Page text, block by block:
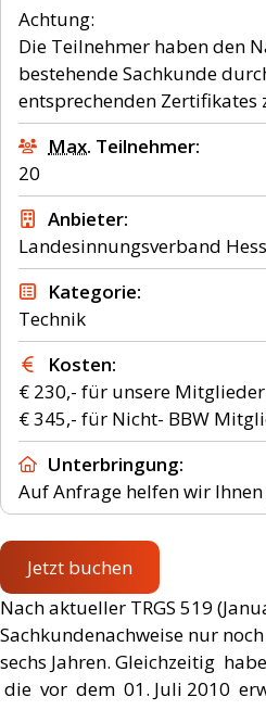
Achtung:
Die Teilnehmer haben den
bestehende Sachkunde
Max. Teilnehmer
20
Anbieter
Landesinnungsverband
Kategorie
Technik
Kosten
€ 230,- für unsere Mitglieder
Unterbringung
Auf Anfrage helfen wir
Jetzt buchen
Nach aktueller TRGS 519
Sachkundenachweise nur
sechs Jahren. Gleichzeitig
die vor dem 01. Juli 2010